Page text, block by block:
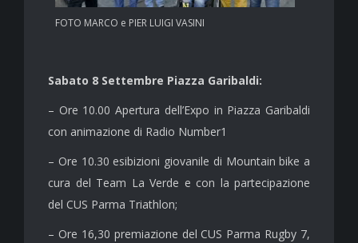
FOTO MARCO e PIER LUIGI VASINI
Sabato 8 Settembre Piazza Garibaldi:
– Ore 10.00 Apertura dell’Expo in Piazza Garibaldi
con animazione di Radio Number1
– Ore 10.30 esibizioni giovanile di Mountain bike a
cura del Team La Verde e con la partecipazione
del CUS Parma Triathlon;
– Ore 16,30 premiazione del CUS Parma Rugby 7,